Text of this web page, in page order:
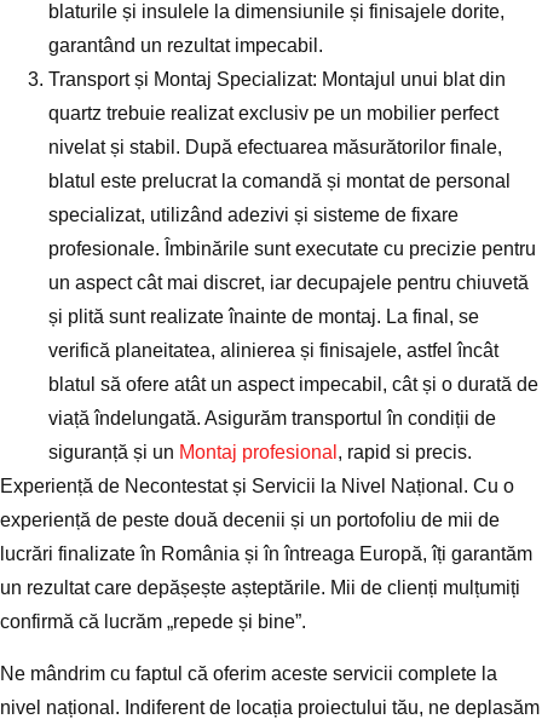
blaturile și insulele la dimensiunile și finisajele dorite,
garantând un rezultat impecabil.
Transport și Montaj Specializat: Montajul unui blat din
quartz trebuie realizat exclusiv pe un mobilier perfect
nivelat și stabil. După efectuarea măsurătorilor finale,
blatul este prelucrat la comandă și montat de personal
specializat, utilizând adezivi și sisteme de fixare
profesionale. Îmbinările sunt executate cu precizie pentru
un aspect cât mai discret, iar decupajele pentru chiuvetă
și plită sunt realizate înainte de montaj. La final, se
verifică planeitatea, alinierea și finisajele, astfel încât
blatul să ofere atât un aspect impecabil, cât și o durată de
viață îndelungată. Asigurăm transportul în condiții de
siguranță și un Montaj profesional , rapid si precis.
Experiență de Necontestat și Servicii la Nivel Național. Cu o
experiență de peste două decenii și un portofoliu de mii de
lucrări finalizate în România și în întreaga Europă, îți garantăm
un rezultat care depășește așteptările. Mii de clienți mulțumiți
confirmă că lucrăm „repede și bine”.
Ne mândrim cu faptul că oferim aceste servicii complete la
nivel național. Indiferent de locația proiectului tău, ne deplasăm